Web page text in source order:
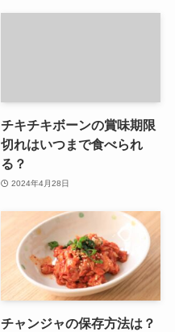
チキチキボーンの賞味期限
切れはいつまで食べられ
る？
2024年4月28日
チャンジャの保存方法は？